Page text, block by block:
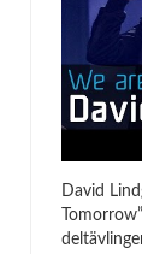
David